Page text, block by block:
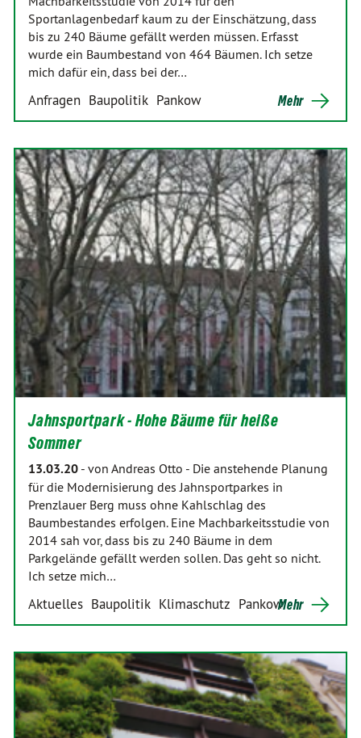
Sportanlagenbedarf kaum zu der Einschätzung, dass
bis zu 240 Bäume gefällt werden müssen. Erfasst
wurde ein Baumbestand von 464 Bäumen. Ich setze
mich dafür ein, dass bei der…
Anfragen Baupolitik Pankow Mehr
Jahnsportpark - Hohe Bäume für heiße
Sommer
13.03.20 - von Andreas Otto - Die anstehende Planung
für die Modernisierung des Jahnsportparkes in
Prenzlauer Berg muss ohne Kahlschlag des
Baumbestandes erfolgen. Eine Machbarkeitsstudie von
2014 sah vor, dass bis zu 240 Bäume in dem
Parkgelände gefällt werden sollen. Das geht so nicht.
Ich setze mich…
Aktuelles Baupolitik Klimaschutz PankowMehr